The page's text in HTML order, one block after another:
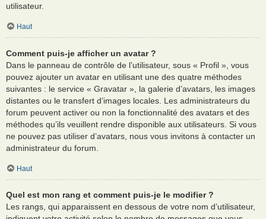
utilisateur.
Haut
Comment puis-je afficher un avatar ?
Dans le panneau de contrôle de l’utilisateur, sous « Profil », vous
pouvez ajouter un avatar en utilisant une des quatre méthodes
suivantes : le service « Gravatar », la galerie d’avatars, les images
distantes ou le transfert d’images locales. Les administrateurs du
forum peuvent activer ou non la fonctionnalité des avatars et des
méthodes qu’ils veuillent rendre disponible aux utilisateurs. Si vous
ne pouvez pas utiliser d’avatars, nous vous invitons à contacter un
administrateur du forum.
Haut
Quel est mon rang et comment puis-je le modifier ?
Les rangs, qui apparaissent en dessous de votre nom d’utilisateur,